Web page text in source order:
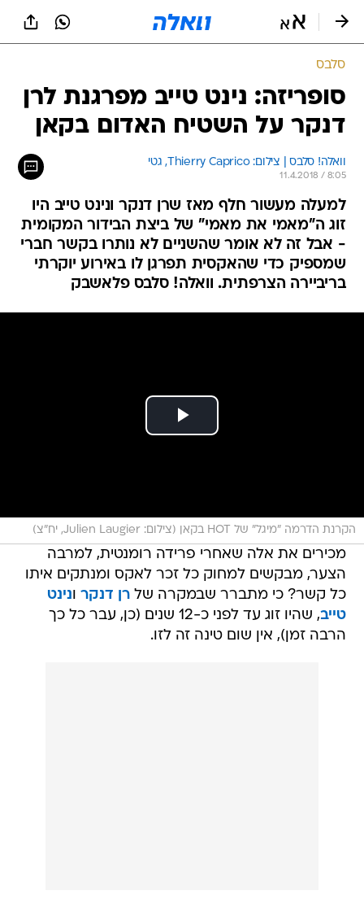
סלבס
סופריזה: נינט טייב מפרגנת לרן
דנקר על השטיח האדום בקאן
וואלה! סלבס | צילום: Thierry Caprico, גטי
11.4.2018 / 8:05
למעלה מעשור חלף מאז שרן דנקר ונינט טייב היו
זוג ה"מאמי את מאמי" של ביצת הבידור המקומית
- אבל זה לא אומר שהשניים לא נותרו בקשר חברי
שמספיק כדי שהאקסית תפרגן לו באירוע יוקרתי
בריביירה הצרפתית. וואלה! סלבס פלאשבק
הקרנת הדרמה "מיגל" של HOT בקאן (צילום: Julien Laugier, יח"צ)
מכירים את אלה שאחרי פרידה רומנטית, למרבה
הצער, מבקשים למחוק כל זכר לאקס ומנתקים איתו
כל קשר? כי מתברר שבמקרה שלרן דנקר ונינט
טייב
, שהיו זוג עד לפני כ-12 שנים (כן, עבר כל כך
הרבה זמן), אין שום טינה זה לזו.